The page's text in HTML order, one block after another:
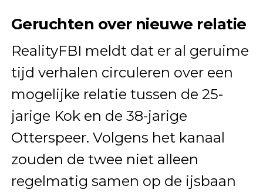
Geruchten over nieuwe relatie
RealityFBI meldt dat er al geruime
tijd verhalen circuleren over een
mogelijke relatie tussen de 25-
jarige Kok en de 38-jarige
Otterspeer. Volgens het kanaal
zouden de twee niet alleen
regelmatig samen op de ijsbaan